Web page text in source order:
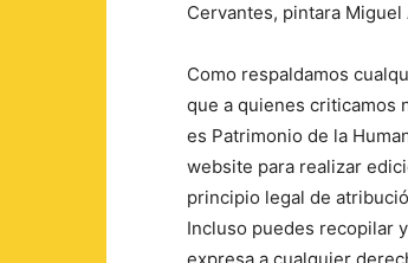
Cervantes, pintara
Como respaldamos
que a quienes criticamos
es Patrimonio de la
website para realizar
principio legal de
Incluso puedes recopilar